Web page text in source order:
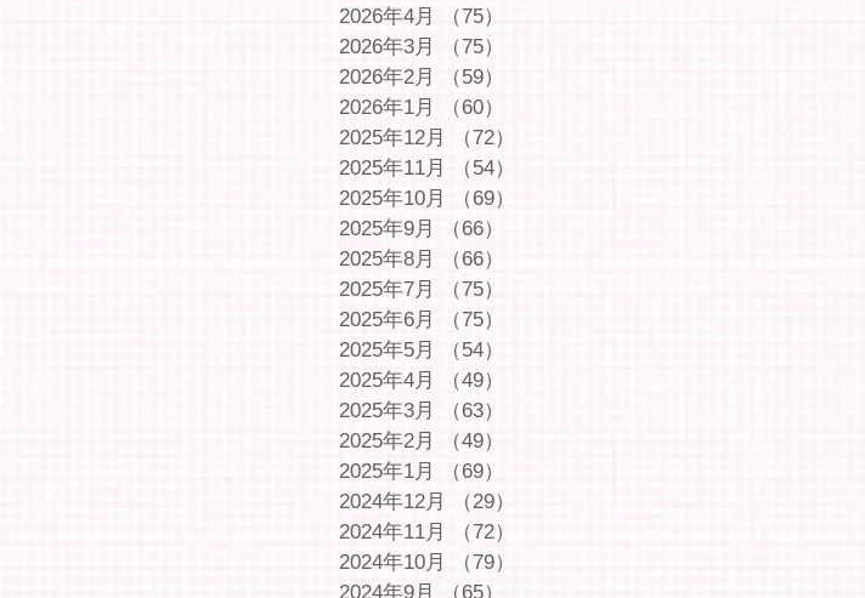
2026年4月
（75）
2026年3月
（75）
2026年2月
（59）
2026年1月
（60）
2025年12月
（72）
2025年11月
（54）
2025年10月
（69）
2025年9月
（66）
2025年8月
（66）
2025年7月
（75）
2025年6月
（75）
2025年5月
（54）
2025年4月
（49）
2025年3月
（63）
2025年2月
（49）
2025年1月
（69）
2024年12月
（29）
2024年11月
（72）
2024年10月
（79）
2024年9月
（65）